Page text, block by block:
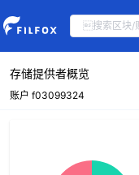
存储提供者概览
账户 f03099324